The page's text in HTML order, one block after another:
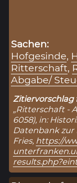
Sachen:
Hofgesinde,
Ritterschaft,
Abgabe/
Zitiervorschlag
„Ritterschaft -
6058), in:
Datenbank zur
Fries, https://